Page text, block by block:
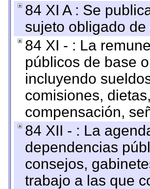
84 XI A : Se
sujeto obligado
84 XI - : La
públicos de base
incluyendo
comisiones,
compensación,
84 XII - : La
dependencias
consejos,
trabajo a las que